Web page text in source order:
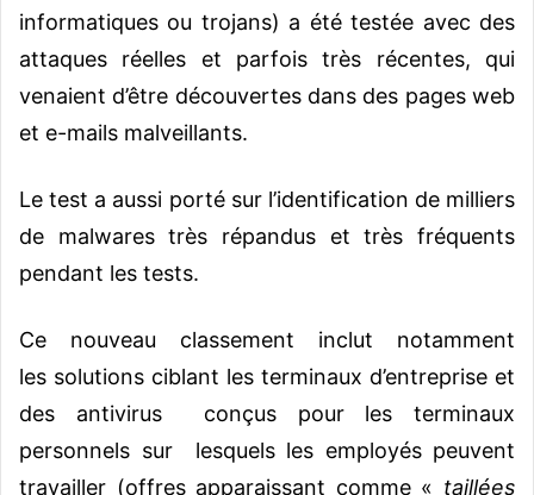
informatiques ou trojans) a été testée avec des
attaques réelles et parfois très récentes, qui
venaient d’être découvertes dans des pages web
et e-mails malveillants.
Le test a aussi porté sur l’identification de milliers
de malwares très répandus et très fréquents
pendant les tests.
Ce nouveau classement inclut notamment
les solutions ciblant les terminaux d’entreprise et
des antivirus conçus pour les terminaux
personnels sur lesquels les employés peuvent
travailler (offres apparaissant comme « taillées